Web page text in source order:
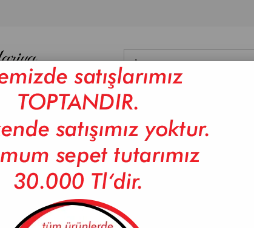
CAM ÜRÜNLER
PAÇİ-NORA 5'Lİ BAMBU STANDLI MUTFAK SETİ
PAÇİ-NORA 5'Lİ BAMBU
102034)